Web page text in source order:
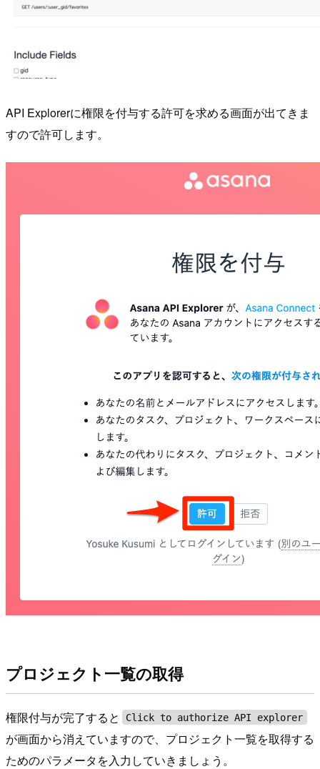
API Explorerに権限を付与する許可を求める画面が出てきま
すので許可します。
プロジェクト一覧の取得
権限付与が完了すると Click to authorize API explorer
が画面から消えていますので、プロジェクト一覧を取得する
ためのパラメータを入力していきましょう。